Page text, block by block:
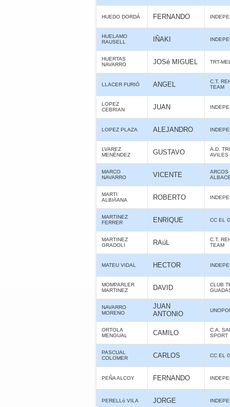
HUEDO DORDÁ FERNANDO
HUELAMO
RAUSELL
IÑAKI
HUERTAS
NAVARRO
JOSé MIGUEL TRT-
LLACER FURIÓ ANGEL
C.T.
TEAM
LOPEZ
CEBRIAN
JUAN
LOPEZ PLAZA ALEJANDRO
LVAREZ
MENÉNDEZ
GUSTAVO
A.D.
AVILES
MARCO
NAVARRO
VICENTE
ARCOS
MARTI
ALBIñANA
ROBERTO
MARTINEZ
FERRER
ENRIQUE CC EL
MARTINEZ
GRADOLI
RAúL
C.T.
TEAM
MATEU VIDAL HECTOR
MOMPARLER
MARTINEZ
DAVID
CLUB
NAVARRO
MORENO
JUAN
ANTONIO
ORTOLA
MENGUAL
CAMILO
C.A.
SPORT
PASCUAL
COLOMER
CARLOS CC EL
PEÑA ALCOY FERNANDO
PERELLó VILA JORGE